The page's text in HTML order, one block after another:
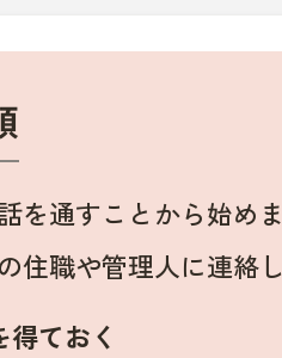
を通すことから始め
住職や管理人に連絡
ておく